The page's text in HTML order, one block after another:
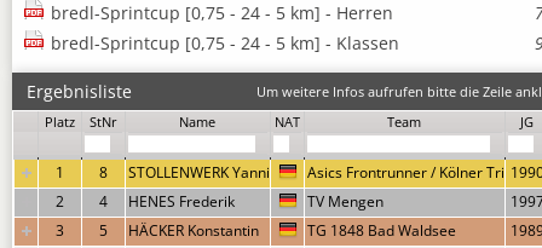
bredl-Sprintcup [0,75 - 24 - 5 km] - Herren
bredl-Sprintcup [0,75 - 24 - 5 km] - Klassen
Ergebnisliste
Um weitere Infos aufrufen bitte die Zeile
Platz
StNr Name NAT Team JG
1 8 STOLLENWERK Yannic Asics Frontrunner / Kölner
2
4 HENES Frederik TV Mengen
3
5 HÄCKER Konstantin TG 1848 Bad Waldsee